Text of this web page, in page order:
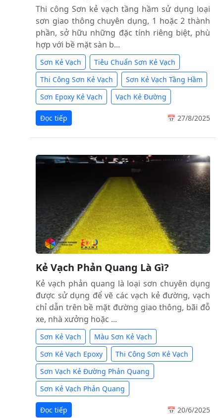
Thi công Sơn kẻ vạch tầng hầm sử dụng loại
sơn giao thông chuyên dụng, 1 hoặc 2 thành
phần, sở hữu những đặc tính riêng biệt, phù
hợp với bề mặt sàn b...
Sơn Kẻ Vạch
Tiêu Chuẩn Sơn Kẻ Vạch
Thi Công Sơn Kẻ Vạch
Sơn Kẻ Vạch Tầng Hầm
Sơn Epoxy Kẻ Vạch
Vạch Kẻ Đường
Đọc tiếp 📅 27/8/2025
Kẻ Vạch Phản Quang Là Gì?
Kẻ vạch phản quang là loại sơn chuyên dụng
được sử dụng để vẽ các vạch kẻ đường, vạch
chỉ dẫn trên bề mặt đường giao thông, bãi đỗ
xe, nhà xưởng hoặc ...
Sơn Kẻ Vạch
Màu Sơn Kẻ Vạch
Sơn Kẻ Vạch Epoxy
Thi Công Sơn Kẻ Vạch
Sơn Vạch Kẻ Đường Phản Quang
Sơn Kẻ Vạch Phản Quang
Đọc tiếp 📅 20/6/2025